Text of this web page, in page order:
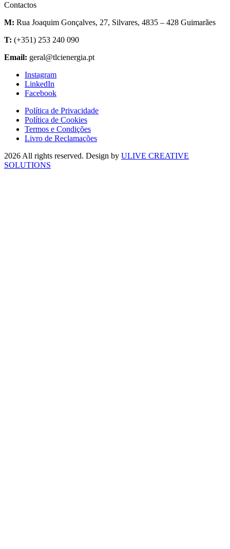
Contactos
M: Rua Joaquim Gonçalves, 27, Silvares, 4835 – 428 Guimarães
T: (+351) 253 240 090
Email: geral@tlcienergia.pt
Instagram
LinkedIn
Facebook
Política de Privacidade
Política de Cookies
Termos e Condições
Livro de Reclamações
2026 All rights reserved. Design by ULIVE CREATIVE
SOLUTIONS